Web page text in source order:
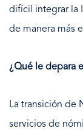
difícil integrar la
de manera más
¿Qué le depara
La transición de
servicios de